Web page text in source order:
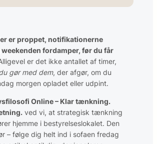
er proppet, notifikationerne
fordamper, før du får
er det ikke antallet af timer,
gør med dem, der afgør, om du
morgen opladet eller udpint.
Online – Klar tænkning.
ved vi, at strategisk tænkning
hjemme i bestyrelseslokalet. Den
– følge dig helt ind i sofaen fredag